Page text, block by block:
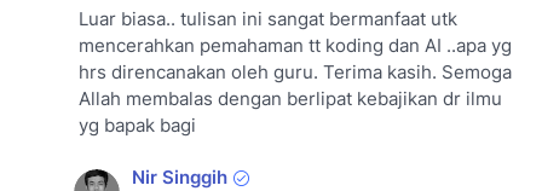
Luar biasa.. tulisan ini sangat bermanfaat utk
mencerahkan pemahaman tt koding dan AI ..apa yg
hrs direncanakan oleh guru. Terima kasih. Semoga
Allah membalas dengan berlipat kebajikan dr ilmu
yg bapak bagi
Nir Singgih